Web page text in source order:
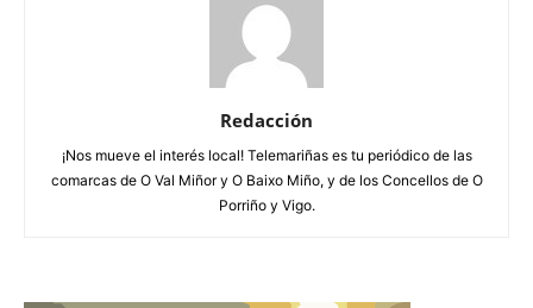
Redacción
¡Nos mueve el interés local! Telemariñas es tu periódico de las
comarcas de O Val Miñor y O Baixo Miño, y de los Concellos de O
Porriño y Vigo.